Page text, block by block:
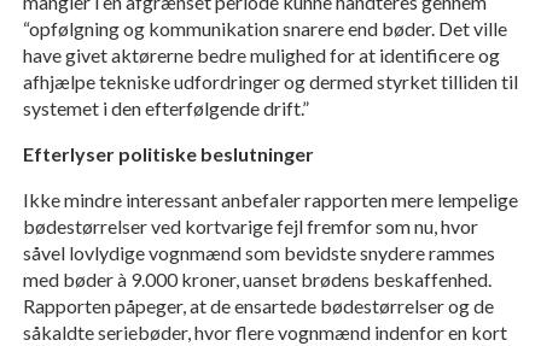
“opfølgning og kommunikation snarere end bøder. Det ville
have givet aktørerne bedre mulighed for at identificere og
afhjælpe tekniske udfordringer og dermed styrket tilliden til
systemet i den efterfølgende drift.”
Efterlyser politiske beslutninger
Ikke mindre interessant anbefaler rapporten mere lempelige
bødestørrelser ved kortvarige fejl fremfor som nu, hvor
såvel lovlydige vognmænd som bevidste snydere rammes
med bøder à 9.000 kroner, uanset brødens beskaffenhed.
Rapporten påpeger, at de ensartede bødestørrelser og de
såkaldte seriebøder, hvor flere vognmænd indenfor en kort